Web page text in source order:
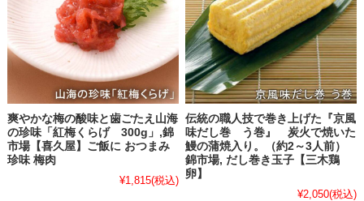
爽やかな梅の酸味と歯ごたえ山海
の珍味「紅梅くらげ 300g」,錦
市場【喜久屋】ご飯に おつまみ
珍味 梅肉
¥1,815(税込)
伝統の職人技で巻き上げた『京風
味だし巻 う巻』 炭火で焼いた
鰻の蒲焼入り。（約2～3人前）
錦市場, だし巻き玉子【三木鶏
卵】
¥2,050(税込)